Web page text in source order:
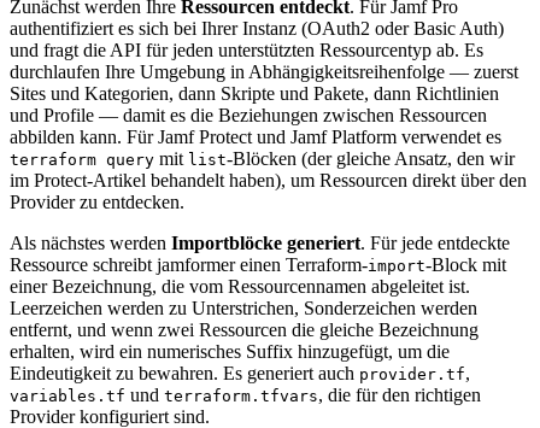
Zunächst werden Ihre Ressourcen entdeckt. Für Jamf Pro
authentifiziert es sich bei Ihrer Instanz (OAuth2 oder Basic Auth)
und fragt die API für jeden unterstützten Ressourcentyp ab. Es
durchlaufen Ihre Umgebung in Abhängigkeitsreihenfolge — zuerst
Sites und Kategorien, dann Skripte und Pakete, dann Richtlinien
und Profile — damit es die Beziehungen zwischen Ressourcen
abbilden kann. Für Jamf Protect und Jamf Platform verwendet es
terraform query mit list-Blöcken (der gleiche Ansatz, den wir
im Protect-Artikel behandelt haben), um Ressourcen direkt über den
Provider zu entdecken.
Als nächstes werden Importblöcke generiert. Für jede entdeckte
Ressource schreibt jamformer einen Terraform-import-Block mit
einer Bezeichnung, die vom Ressourcennamen abgeleitet ist.
Leerzeichen werden zu Unterstrichen, Sonderzeichen werden
entfernt, und wenn zwei Ressourcen die gleiche Bezeichnung
erhalten, wird ein numerisches Suffix hinzugefügt, um die
Eindeutigkeit zu bewahren. Es generiert auch provider.tf,
variables.tf und terraform.tfvars, die für den richtigen
Provider konfiguriert sind.